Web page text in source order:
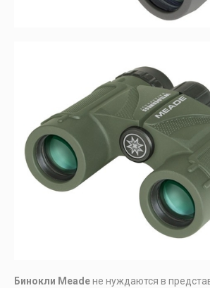
Бинокли Meadeне нуждаются в